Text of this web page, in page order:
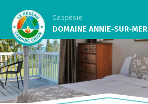
Gaspésie
DOMAINE ANNIE‑SUR‑MER